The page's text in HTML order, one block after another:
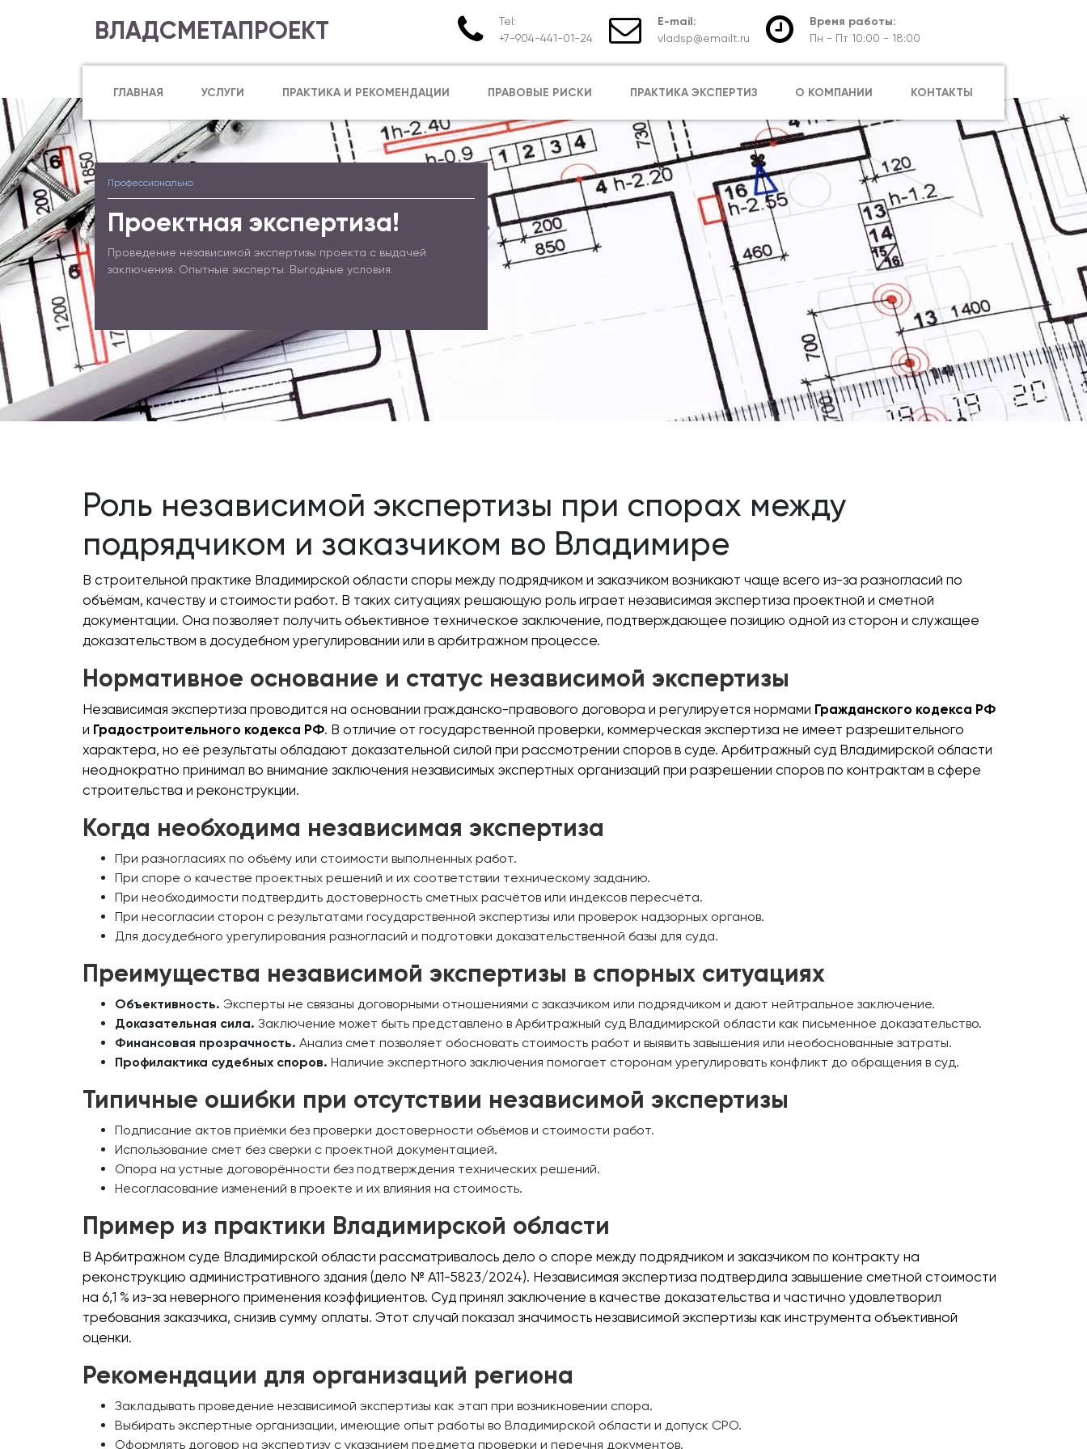
ВЛАДСМЕТАПРОЕКТ
Tel:
+7-904-441-01-24
E-mail:
vladsp@emailt.ru
Время работы:
Пн - Пт 10:00 - 18:00
ГЛАВНАЯ УСЛУГИ ПРАКТИКА И РЕКОМЕНДАЦИИ ПРАВОВЫЕ РИСКИ ПРАКТИКА ЭКСПЕРТИЗ О КОМПАНИИ КОНТАКТЫ
Профессионально
Проектная экспертиза!
Проведение независимой экспертизы проекта с выдачей
заключения. Опытные эксперты. Выгодные условия.
Роль независимой экспертизы при спорах между
подрядчиком и заказчиком во Владимире
В строительной практике Владимирской области споры между подрядчиком и заказчиком возникают чаще всего из-за разногласий по
объёмам, качеству и стоимости работ. В таких ситуациях решающую роль играет независимая экспертиза проектной и сметной
документации. Она позволяет получить объективное техническое заключение, подтверждающее позицию одной из сторон и служащее
доказательством в досудебном урегулировании или в арбитражном процессе.
Нормативное основание и статус независимой экспертизы
Независимая экспертиза проводится на основании гражданско-правового договора и регулируется нормами Гражданского кодекса РФ
и Градостроительного кодекса РФ. В отличие от государственной проверки, коммерческая экспертиза не имеет разрешительного
характера, но её результаты обладают доказательной силой при рассмотрении споров в суде. Арбитражный суд Владимирской области
неоднократно принимал во внимание заключения независимых экспертных организаций при разрешении споров по контрактам в сфере
строительства и реконструкции.
Когда необходима независимая экспертиза
При разногласиях по объёму или стоимости выполненных работ.
При споре о качестве проектных решений и их соответствии техническому заданию.
При необходимости подтвердить достоверность сметных расчётов или индексов пересчёта.
При несогласии сторон с результатами государственной экспертизы или проверок надзорных органов.
Для досудебного урегулирования разногласий и подготовки доказательственной базы для суда.
Преимущества независимой экспертизы в спорных ситуациях
Объективность. Эксперты не связаны договорными отношениями с заказчиком или подрядчиком и дают нейтральное заключение.
Доказательная сила. Заключение может быть представлено в Арбитражный суд Владимирской области как письменное доказательство.
Финансовая прозрачность. Анализ смет позволяет обосновать стоимость работ и выявить завышения или необоснованные затраты.
Профилактика судебных споров. Наличие экспертного заключения помогает сторонам урегулировать конфликт до обращения в суд.
Типичные ошибки при отсутствии независимой экспертизы
Подписание актов приёмки без проверки достоверности объёмов и стоимости работ.
Использование смет без сверки с проектной документацией.
Опора на устные договорённости без подтверждения технических решений.
Несогласование изменений в проекте и их влияния на стоимость.
Пример из практики Владимирской области
В Арбитражном суде Владимирской области рассматривалось дело о споре между подрядчиком и заказчиком по контракту на
реконструкцию административного здания (дело № А11-5823/2024). Независимая экспертиза подтвердила завышение сметной стоимости
на 6,1 % из-за неверного применения коэффициентов. Суд принял заключение в качестве доказательства и частично удовлетворил
требования заказчика, снизив сумму оплаты. Этот случай показал значимость независимой экспертизы как инструмента объективной
оценки.
Рекомендации для организаций региона
Закладывать проведение независимой экспертизы как этап при возникновении спора.
Выбирать экспертные организации, имеющие опыт работы во Владимирской области и допуск СРО.
Оформлять договор на экспертизу с указанием предмета проверки и перечня документов.